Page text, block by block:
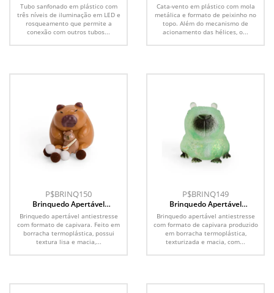
Tubo sanfonado em plástico com
três níveis de iluminação em LED e
rosqueamento que permite a
conexão com outros tubos...
Cata-vento em plástico com mola
metálica e formato de peixinho no
topo. Além do mecanismo de
acionamento das hélices, o...
P$BRINQ150
Brinquedo Apertável
Antiestresse
Brinquedo apertável antiestresse
com formato de capivara. Feito em
borracha termoplástica, possui
textura lisa e macia,...
P$BRINQ149
Brinquedo Apertável
Antiestresse
Brinquedo apertável antiestresse
com formato de capivara produzido
em borracha termoplástica,
texturizada e macia, com...